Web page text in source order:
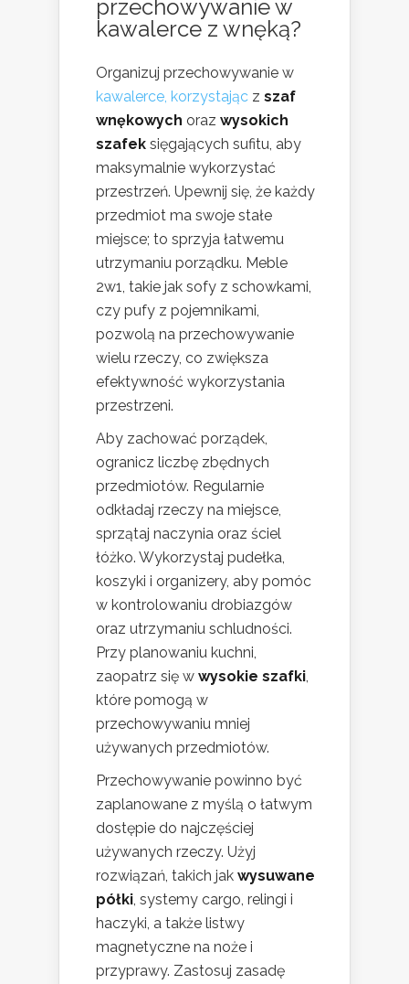
przechowywanie w
kawalerce z wnęką?
Organizuj przechowywanie w
kawalerce, korzystając z szaf
wnękowych oraz wysokich
szafek sięgających sufitu, aby
maksymalnie wykorzystać
przestrzeń. Upewnij się, że każdy
przedmiot ma swoje stałe
miejsce; to sprzyja łatwemu
utrzymaniu porządku. Meble
2w1, takie jak sofy z schowkami,
czy pufy z pojemnikami,
pozwolą na przechowywanie
wielu rzeczy, co zwiększa
efektywność wykorzystania
przestrzeni.
Aby zachować porządek,
ogranicz liczbę zbędnych
przedmiotów. Regularnie
odkładaj rzeczy na miejsce,
sprzątaj naczynia oraz ściel
łóżko. Wykorzystaj pudełka,
koszyki i organizery, aby pomóc
w kontrolowaniu drobiazgów
oraz utrzymaniu schludności.
Przy planowaniu kuchni,
zaopatrz się w wysokie szafki,
które pomogą w
przechowywaniu mniej
używanych przedmiotów.
Przechowywanie powinno być
zaplanowane z myślą o łatwym
dostępie do najczęściej
używanych rzeczy. Użyj
rozwiązań, takich jak wysuwane
półki, systemy cargo, relingi i
haczyki, a także listwy
magnetyczne na noże i
przyprawy. Zastosuj zasadę